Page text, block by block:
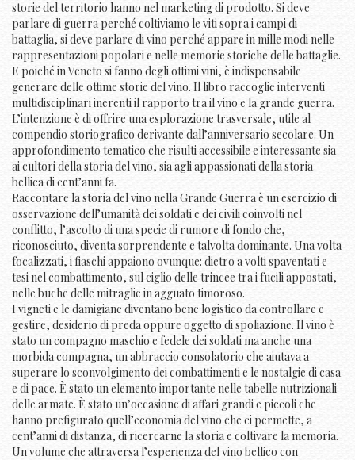
storie del territorio hanno nel marketing di prodotto. Si deve
parlare di guerra perché coltiviamo le viti sopra i campi di
battaglia, si deve parlare di vino perché appare in mille modi nelle
rappresentazioni popolari e nelle memorie storiche delle battaglie.
E poiché in Veneto si fanno degli ottimi vini, è indispensabile
generare delle ottime storie del vino. Il libro raccoglie interventi
multidisciplinari inerenti il rapporto tra il vino e la grande guerra.
L’intenzione è di offrire una esplorazione trasversale, utile al
compendio storiografico derivante dall’anniversario secolare. Un
approfondimento tematico che risulti accessibile e interessante sia
ai cultori della storia del vino, sia agli appassionati della storia
bellica di cent’anni fa.
Raccontare la storia del vino nella Grande Guerra è un esercizio di
osservazione dell’umanità dei soldati e dei civili coinvolti nel
conflitto, l’ascolto di una specie di rumore di fondo che,
riconosciuto, diventa sorprendente e talvolta dominante. Una volta
focalizzati, i fiaschi appaiono ovunque: dietro a volti spaventati e
tesi nel combattimento, sul ciglio delle trincee tra i fucili appostati,
nelle buche delle mitraglie in agguato timoroso.
I vigneti e le damigiane diventano bene logistico da controllare e
gestire, desiderio di preda oppure oggetto di spoliazione. Il vino è
stato un compagno maschio e fedele dei soldati ma anche una
morbida compagna, un abbraccio consolatorio che aiutava a
superare lo sconvolgimento dei combattimenti e le nostalgie di casa
e di pace. È stato un elemento importante nelle tabelle nutrizionali
delle armate. È stato un’occasione di affari grandi e piccoli che
hanno prefigurato quell’economia del vino che ci permette, a
cent’anni di distanza, di ricercarne la storia e coltivare la memoria.
Un volume che attraversa l’esperienza del vino bellico con